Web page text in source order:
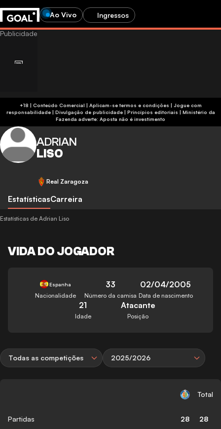
Ao Vivo Ingressos
+18 | Conteúdo Comercial | Aplicam-se termos e condições | Jogue com
responsabilidade| Divulgação de publicidade| Princípios editoriais | Ministério da
Fazenda adverte: Aposta não é investimento
ADRIAN
LISO
Real Zaragoza
EstatísticasCarreira
Estatísticas de Adrian Liso
VIDA DO JOGADOR
Espanha
Nacionalidade
33
Número da camisa
02/04/2005
Data de nascimento
21
Idade
Atacante
Posição
Todas as competições 2025/2026
Total
Partidas 28 28